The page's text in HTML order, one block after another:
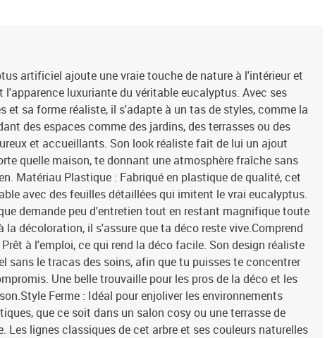
artificiel ajoute une vraie touche de nature à l'intérieur et
l'apparence luxuriante du véritable eucalyptus. Avec ses
et sa forme réaliste, il s'adapte à un tas de styles, comme la
des espaces comme des jardins, des terrasses ou des
et accueillants. Son look réaliste fait de lui un ajout
quelle maison, te donnant une atmosphère fraîche sans
Matériau Plastique : Fabriqué en plastique de qualité, cet
avec des feuilles détaillées qui imitent le vrai eucalyptus.
demande peu d'entretien tout en restant magnifique toute
la décoloration, il s'assure que ta déco reste vive.Comprend
à l'emploi, ce qui rend la déco facile. Son design réaliste
sans le tracas des soins, afin que tu puisses te concentrer
Une belle trouvaille pour les pros de la déco et les
Ferme : Idéal pour enjoliver les environnements
que ce soit dans un salon cosy ou une terrasse de
Les lignes classiques de cet arbre et ses couleurs naturelles